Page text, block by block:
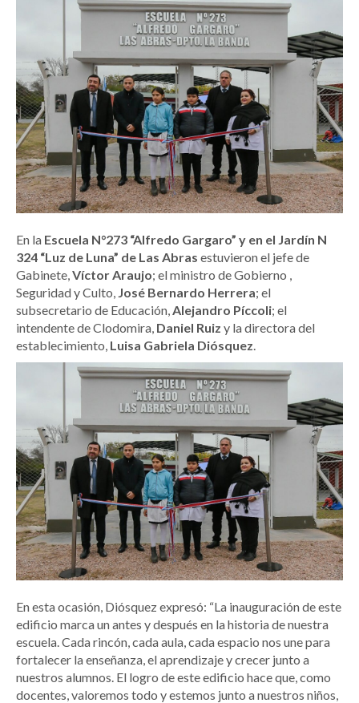
En la Escuela N°273 “Alfredo Gargaro” y en el Jardín N
324 “Luz de Luna” de Las Abras estuvieron el jefe de
Gabinete,Víctor Araujo; el ministro de Gobierno ,
Seguridad y Culto, José Bernardo Herrera; el
subsecretario de Educación,Alejandro Píccoli; el
intendente de Clodomira, Daniel Ruiz y la directora del
establecimiento, Luisa Gabriela Diósquez.
En esta ocasión, Diósquez expresó: “La inauguración de este
edificio marca un antes y después en la historia de nuestra
escuela. Cada rincón, cada aula, cada espacio nos une para
fortalecer la enseñanza, el aprendizaje y crecer junto a
nuestros alumnos. El logro de este edificio hace que, como
docentes, valoremos todo y estemos junto a nuestros niños,